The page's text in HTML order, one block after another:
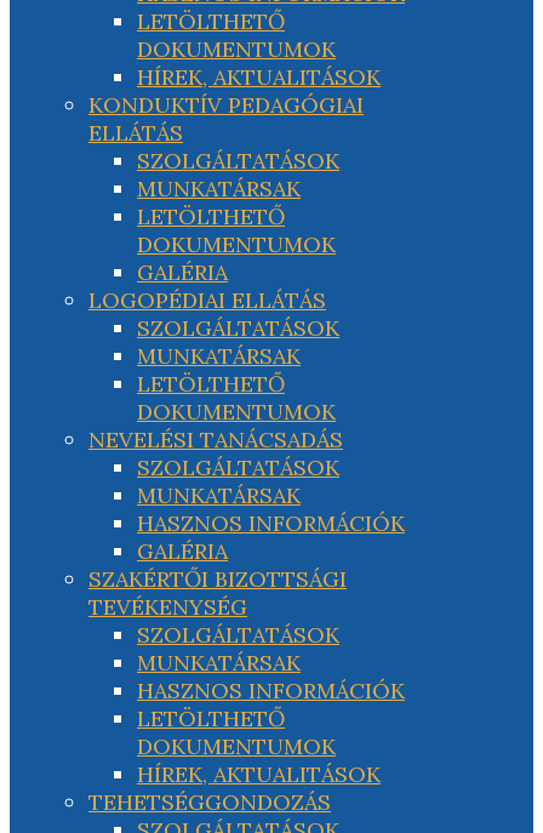
LETÖLTHETŐ
DOKUMENTUMOK
HÍREK, AKTUALITÁSOK
KONDUKTÍV PEDAGÓGIAI
ELLÁTÁS
SZOLGÁLTATÁSOK
MUNKATÁRSAK
LETÖLTHETŐ
DOKUMENTUMOK
GALÉRIA
LOGOPÉDIAI ELLÁTÁS
SZOLGÁLTATÁSOK
MUNKATÁRSAK
LETÖLTHETŐ
DOKUMENTUMOK
NEVELÉSI TANÁCSADÁS
SZOLGÁLTATÁSOK
MUNKATÁRSAK
HASZNOS INFORMÁCIÓK
GALÉRIA
SZAKÉRTŐI BIZOTTSÁGI
TEVÉKENYSÉG
SZOLGÁLTATÁSOK
MUNKATÁRSAK
HASZNOS INFORMÁCIÓK
LETÖLTHETŐ
DOKUMENTUMOK
HÍREK, AKTUALITÁSOK
TEHETSÉGGONDOZÁS